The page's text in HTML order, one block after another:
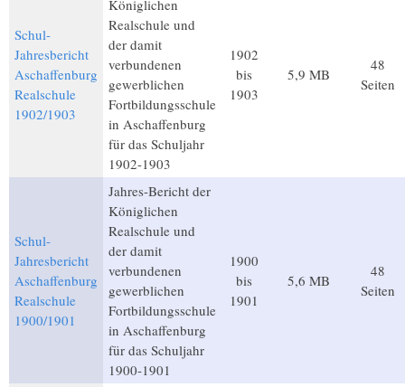
Schul-
Jahresbericht
Aschaffenburg
Realschule
1902/1903
Königlichen
Realschule und
der damit
verbundenen
gewerblichen
Fortbildungsschule
in Aschaffenburg
für das Schuljahr
1902-1903
1902
bis
1903
5,9 MB
48
Seiten
Schul-
Jahresbericht
Aschaffenburg
Realschule
1900/1901
Jahres-Bericht der
Königlichen
Realschule und
der damit
verbundenen
gewerblichen
Fortbildungsschule
in Aschaffenburg
für das Schuljahr
1900-1901
1900
bis
1901
5,6 MB
48
Seiten